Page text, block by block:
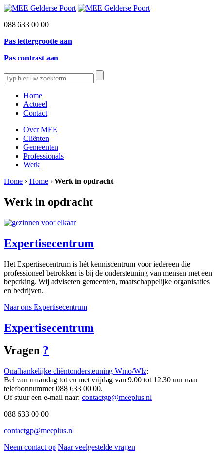
088 633 00 00
Pas lettergrootte aan
Pas contrast aan
Home
Actueel
Contact
Over MEE
Cliënten
Gemeenten
Professionals
Werk
Home › Home › Werk in opdracht
Werk in opdracht
Expertisecentrum
Het Expertisecentrum is hét kenniscentrum voor iedereen die
professioneel betrokken is bij de ondersteuning van mensen met een
beperking. Wij adviseren gemeenten, maatschappelijke organisaties
en bedrijven.
Naar ons Expertisecentrum
Expertisecentrum
Vragen ?
Onafhankelijke cliëntondersteuning Wmo/Wlz:
Bel van maandag tot en met vrijdag van 9.00 tot 12.30 uur naar
telefoonnummer 088 633 00 00.
Of stuur een e-mail naar: contactgp@meeplus.nl
088 633 00 00
contactgp@meeplus.nl
Neem contact op Naar veelgestelde vragen